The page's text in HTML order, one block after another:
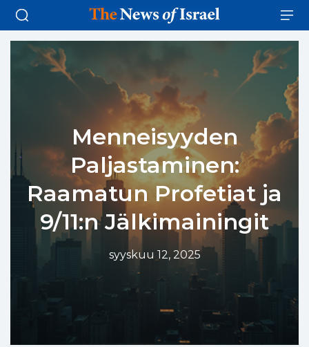
Menneisyyden
Paljastaminen:
Raamatun Profetiat ja
9/11:n Jälkimainingit
syyskuu 12, 2025